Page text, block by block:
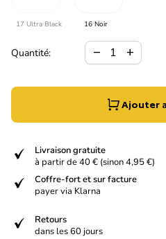
17 Ultra Black 16 Noir
Quantité:
Diminuer la
remove add
Ajouter
verified
Livraison gratuite
à partir de 40 € (sinon 4,95 €)
verified
Coffre-fort et sur facture
payer via Klarna
verified
Retours
dans les 60 jours